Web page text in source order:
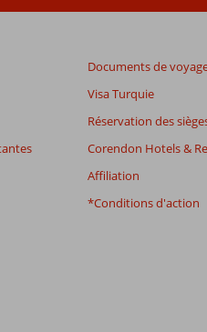
Documents de
Visa Turquie
Réservation des
Corendon Hotels &
Affiliation
*Conditions d'action